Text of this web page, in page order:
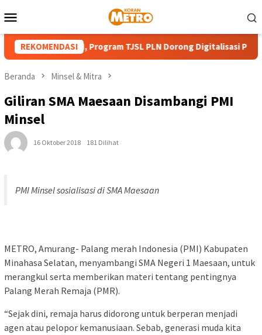
ke
Mobile
REKOMENDASI
HUT ke-81 RI, Program TJSL PLN Dorong Digitalisasi Pendidikan
Beranda Minsel & Mitra
Giliran SMA Maesaan Disambangi PMI
Minsel
16 Oktober 2018 181 Dilihat
PMI Minsel sosialisasi di SMA Maesaan
METRO, Amurang- Palang merah Indonesia (PMI) Kabupaten
Minahasa Selatan, menyambangi SMA Negeri 1 Maesaan, untuk
merangkul serta memberikan materi tentang pentingnya
Palang Merah Remaja (PMR).
“Sejak dini, remaja harus didorong untuk berperan menjadi
agen atau pelopor kemanusiaan. Sebab, generasi muda kita